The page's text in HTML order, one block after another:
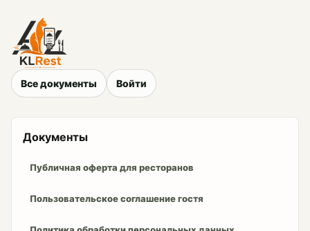
Все документы Войти
Документы
Публичная оферта для ресторанов
Пользовательское соглашение гостя